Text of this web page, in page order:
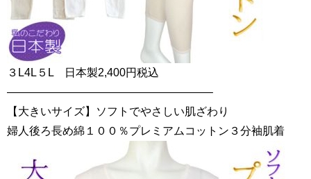
３L4L５L 日本製2,400円税込
——————————————————–
【大きいサイズ】ソフトでやさしい肌ざわり
婦人後ろ長め綿１００％プレミアムコットン３分袖肌着